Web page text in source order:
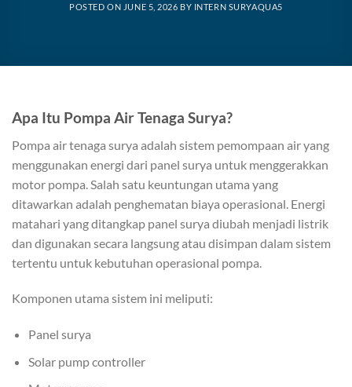
POSTED ON JUNE 5, 2026 BY INTERN SURYAQUA5
Apa Itu Pompa Air Tenaga Surya?
Pompa air tenaga surya adalah sistem pemompaan air yang
menggunakan energi dari panel surya untuk menggerakkan
motor pompa. Salah satu keuntungan utama yang
ditawarkan adalah penghematan biaya operasional. Energi
matahari yang ditangkap panel surya diubah menjadi listrik
dan digunakan secara langsung atau disimpan dalam sistem
tertentu untuk kebutuhan operasional pompa.
Komponen utama sistem ini meliputi:
Panel surya
Solar pump controller